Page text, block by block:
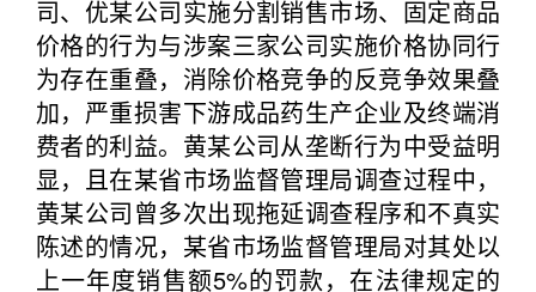
司、优某公司实施分割销售市场、固定商品
价格的行为与涉案三家公司实施价格协同行
为存在重叠，消除价格竞争的反竞争效果叠
加，严重损害下游成品药生产企业及终端消
费者的利益。黄某公司从垄断行为中受益明
显，且在某省市场监督管理局调查过程中，
黄某公司曾多次出现拖延调查程序和不真实
陈述的情况，某省市场监督管理局对其处以
上一年度销售额5%的罚款，在法律规定的